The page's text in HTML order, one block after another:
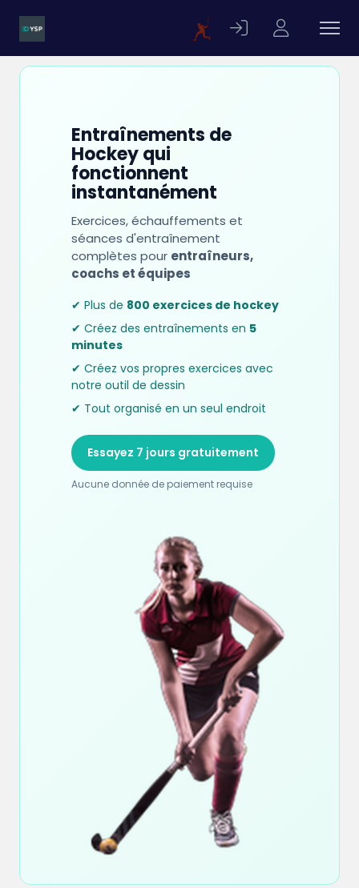
Entraînements de
Hockey qui
fonctionnent
instantanément
Exercices, échauffements et
séances d'entraînement
complètes pour entraîneurs,
coachs et équipes
✔ Plus de 800 exercices de hockey
✔ Créez des entraînements en 5
minutes
✔ Créez vos propres exercices avec
notre outil de dessin
✔ Tout organisé en un seul endroit
Essayez 7 jours gratuitement
Aucune donnée de paiement requise